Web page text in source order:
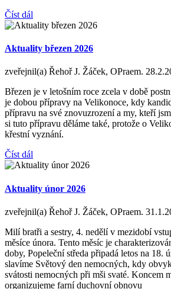
Číst dál
Aktuality březen 2026
zveřejnil(a) Řehoř J. Žáček, OPraem.
Březen je v letošním roce zcela v době
je dobou přípravy na Velikonoce, kdy
přípravu na své znovuzrození a my, kteří
si tuto přípravu děláme také, protože o
křestní vyznání.
Číst dál
Aktuality únor 2026
zveřejnil(a) Řehoř J. Žáček, OPraem.
Milí bratři a sestry, 4. nedělí v mezidobí
měsíce února. Tento měsíc je
doby, Popeleční středa připadá letos na 18.
slavíme Světový den nemocných, kdy
svátosti nemocných při mši svaté. Koncem
organizujeme farní duchovní obnovu